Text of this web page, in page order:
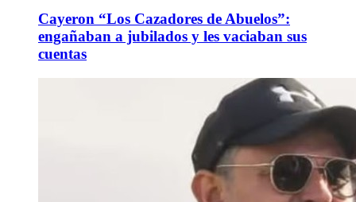
Cayeron “Los Cazadores de Abuelos”:
engañaban a jubilados y les vaciaban sus
cuentas